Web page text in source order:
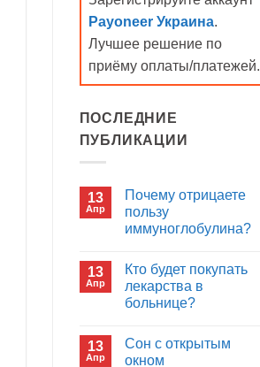
Payoneer Украина.
Лучшее решение по
приёму оплаты/платежей.
ПОСЛЕДНИЕ
ПУБЛИКАЦИИ
13
Апр
Почему отрицаете
пользу
иммуноглобулина?
записи
Почему
отрицаете
пользу
13
Апр
Кто будет покупать
лекарства в
больнице?
записи
Кто
13
Апр
Сон с открытым
окном